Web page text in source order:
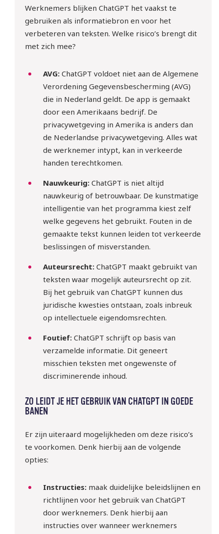
Werknemers blijken ChatGPT het vaakst te
gebruiken als informatiebron en voor het
verbeteren van teksten. Welke risico’s brengt dit
met zich mee?
AVG:ChatGPT voldoet niet aan de Algemene
Verordening Gegevensbescherming (AVG)
die in Nederland geldt. De app is gemaakt
door een Amerikaans bedrijf. De
privacywetgeving in Amerika is anders dan
de Nederlandse privacywetgeving. Alles wat
de werknemer intypt, kan in verkeerde
handen terechtkomen.
Nauwkeurig:ChatGPT is niet altijd
nauwkeurig of betrouwbaar. De kunstmatige
intelligentie van het programma kiest zelf
welke gegevens het gebruikt. Fouten in de
gemaakte tekst kunnen leiden tot verkeerde
beslissingen of misverstanden.
Auteursrecht:ChatGPT maakt gebruikt van
teksten waar mogelijk auteursrecht op zit.
Bij het gebruik van ChatGPT kunnen dus
juridische kwesties ontstaan, zoals inbreuk
op intellectuele eigendomsrechten.
Foutief:ChatGPT schrijft op basis van
verzamelde informatie. Dit geneert
misschien teksten met ongewenste of
discriminerende inhoud.
ZO LEIDT JE HET GEBRUIK VAN CHATGPT IN GOEDE
BANEN
Er zijn uiteraard mogelijkheden om deze risico’s
te voorkomen. Denk hierbij aan de volgende
opties:
Instructies: maak duidelijke beleidslijnen en
richtlijnen voor het gebruik van ChatGPT
door werknemers. Denk hierbij aan
instructies over wanneer werknemers